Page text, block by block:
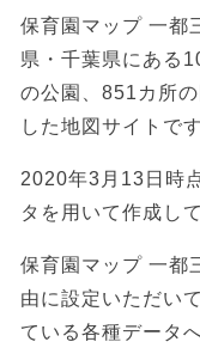
保育園マップ 一都
県・千葉県にある
の公園、851カ所
した地図サイトです
2020年3月13日時
タを用いて作成し
保育園マップ 一都
由に設定いただい
ている各種データ